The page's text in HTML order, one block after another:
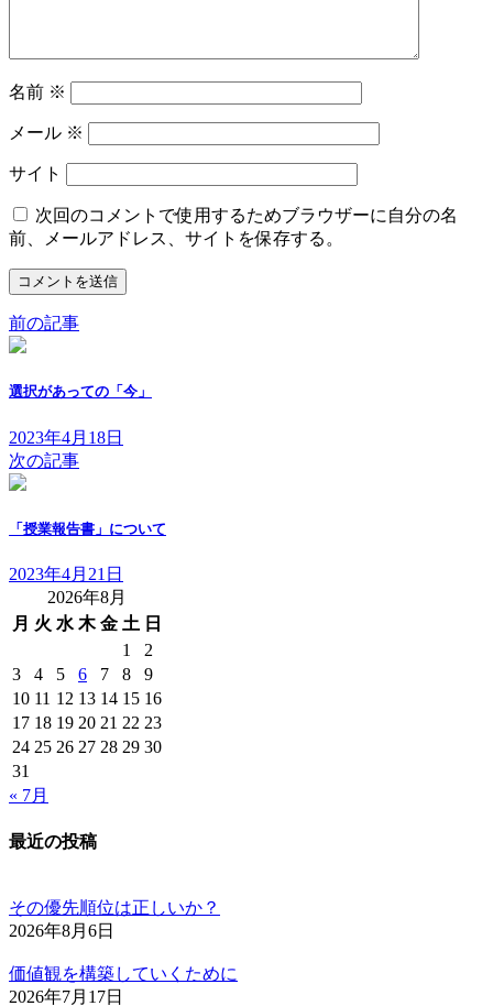
名前 ※
メール ※
サイト
次回のコメントで使用するためブラウザーに自分の名
前、メールアドレス、サイトを保存する。
前の記事
選択があっての「今」
2023年4月18日
次の記事
「授業報告書」について
2023年4月21日
2026年8月
月 火 水 木 金 土 日
1
2
3
4 5 6 7 8
9
10 11 12 13 14 15 16
17 18 19 20 21 22 23
24 25 26 27 28 29 30
31
« 7月
最近の投稿
その優先順位は正しいか？
2026年8月6日
価値観を構築していくために
2026年7月17日